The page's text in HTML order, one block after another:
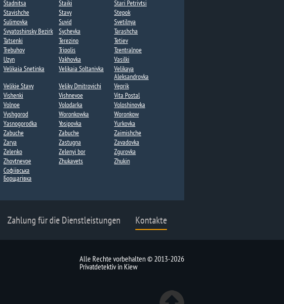
Stadnitsa Staiki
Stari Petrivtsi
Stavishche Stavy
Stepok​
Sulimovka​ Suvid​
Svetilnya​
Svyatoshinsky Bezirk Sychevka
Tarashcha
Tatsenki​ Terezino
Tetiev
Trebuhov Tripolis​
Tzentralnoe
Uzyn Vakhovka
Vasilki
Velikaia Snetinka Velikaia Soltanivka
Velikaya
Aleksandrovka
Velikie Stavy Veliky Dmitrovichi​
Veprik
Vishenki​ Vishnevoe
Vita Postal​
Volnoe​ Volodarka
Voloshinovka
Vyshgorod Woronkowka​
Woronkow​
Yasnogorodka​ Yosipovka
Yurkovka
Zabuche Zabuche
Zaimishche
Zarya Zastugna
Zavadovka
Zelenko Zelenyi bor
Zgurovka
Zhovtnevoe Zhukavets
Zhukin​
Софіївська
Борщагівка​
Zahlung für die Dienstleistungen Kontakte
Alle Rechte vorbehalten © 2013-2026
Privatdetektiv in Kiew